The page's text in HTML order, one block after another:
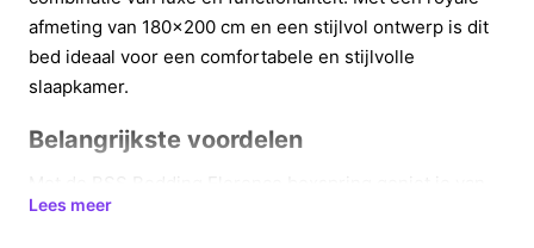
afmeting van 180x200 cm en een stijlvol ontwerp is dit
bed ideaal voor een comfortabele en stijlvolle
slaapkamer.
Belangrijkste voordelen
talrijke voordelen die bijdragen aan een betere
Lees meer